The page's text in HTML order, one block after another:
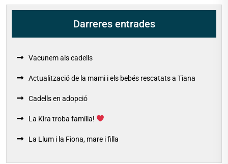
Darreres entrades
Vacunem als cadells
Actualització de la mami i els bebés rescatats a Tiana
Cadells en adopció
La Kira troba família!
La Llum i la Fiona, mare i filla